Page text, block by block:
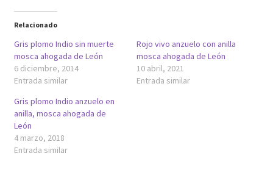
Relacionado
Gris plomo Indio sin muerte
mosca ahogada de León
6 diciembre, 2014
Entrada similar
Rojo vivo anzuelo con anilla
mosca ahogada de León
10 abril, 2021
Entrada similar
Gris plomo Indio anzuelo en
anilla, mosca ahogada de
León
4 marzo, 2018
Entrada similar